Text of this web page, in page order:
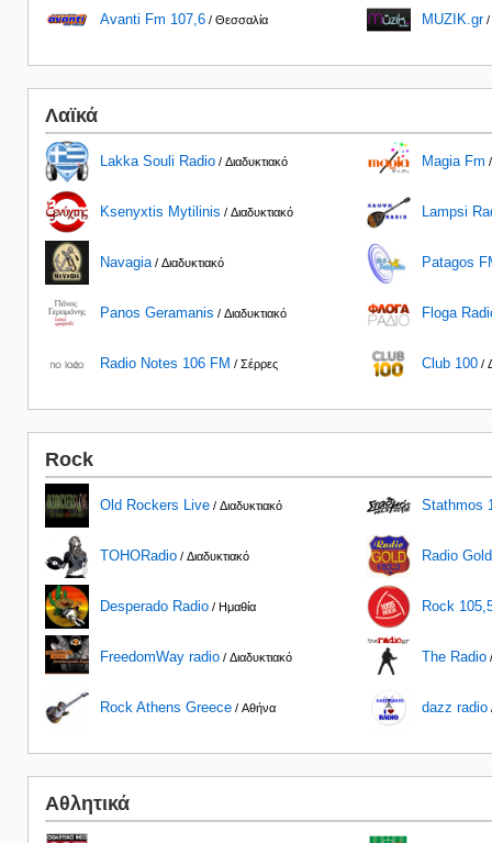
Avanti Fm 107,6 / Θεσσαλία MUZIK.gr/
Λαϊκά
Lakka Souli Radio / Διαδυκτιακό
Ksenyxtis Mytilinis / Διαδυκτιακό
Navagia / Διαδυκτιακό
Panos Geramanis / Διαδυκτιακό
Radio Notes 106 FM / Σέρρες
Magia Fm
Lampsi
Patagos
Floga
Club 100 /
Rock
Old Rockers Live / Διαδυκτιακό
TOHORadio / Διαδυκτιακό
Desperado Radio / Ημαθία
FreedomWay radio / Διαδυκτιακό
Rock Athens Greece / Αθήνα
Stathmos
Radio Gold
Rock
The Radio
dazz radio
Αθλητικά